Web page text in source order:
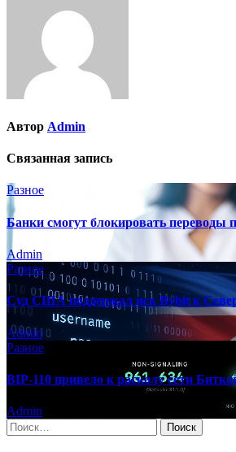
Автор Admin
Связанная запись
Разное
Банки смогут блокировать переводы
Admin
Разное
Суд США поддержал иск Bybit к
Admin
Разное
BIP-110 привело к расколу сети
Admin
Найти: